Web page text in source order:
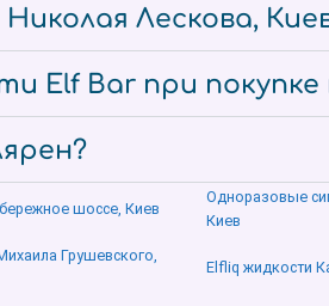
Лескова,
Elf Bar при покупке
шоссе, Киев
Одноразовые
Киев
Грушевского,
Elfliq жидкости